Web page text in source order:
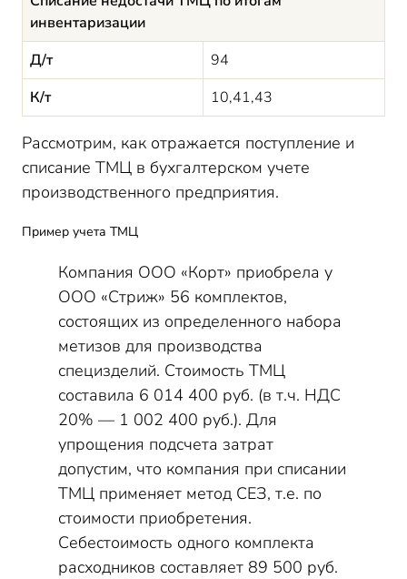
инвентаризации
Д/т
94
К/т
10,41,43
Рассмотрим, как отражается поступление и
списание ТМЦ в бухгалтерском учете
производственного предприятия.
Пример учета ТМЦ
Компания ООО «Корт» приобрела у
ООО «Стриж» 56 комплектов,
состоящих из определенного набора
метизов для производства
специзделий. Стоимость ТМЦ
составила 6 014 400 руб. (в т.ч. НДС
20% — 1 002 400 руб.). Для
упрощения подсчета затрат
допустим, что компания при списании
ТМЦ применяет метод СЕЗ, т.е. по
стоимости приобретения.
Себестоимость одного комплекта
расходников составляет 89 500 руб.